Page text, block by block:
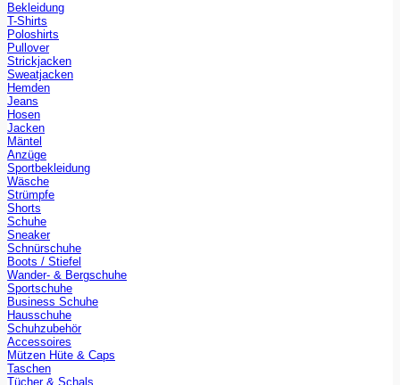
Bekleidung
T-Shirts
Poloshirts
Pullover
Strickjacken
Sweatjacken
Hemden
Jeans
Hosen
Jacken
Mäntel
Anzüge
Sportbekleidung
Wäsche
Strümpfe
Shorts
Schuhe
Sneaker
Schnürschuhe
Boots / Stiefel
Wander- & Bergschuhe
Sportschuhe
Business Schuhe
Hausschuhe
Schuhzubehör
Accessoires
Mützen Hüte & Caps
Taschen
Tücher & Schals